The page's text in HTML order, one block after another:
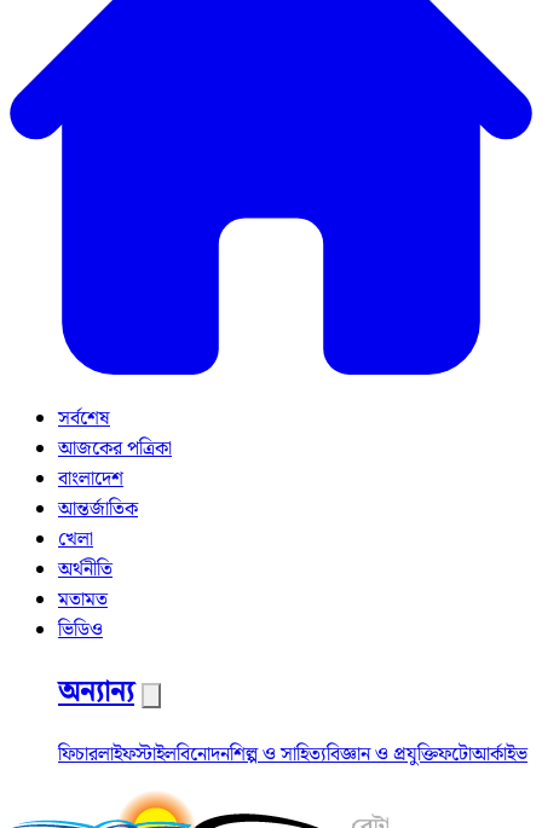
সর্বশেষ
আজকের পত্রিকা
বাংলাদেশ
আন্তর্জাতিক
খেলা
অর্থনীতি
মতামত
ভিডিও
অন্যান্য
ফিচারলাইফস্টাইলবিনোদনশিল্প ও সাহিত্যবিজ্ঞান ও প্রযুক্তিফটোআর্কাইভ